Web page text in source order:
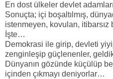
En dost ülkeler devlet
Sonuçta; içi boşaltılmış,
istenmeyen, kovulan,
İşte…
Demokrasi ile girip, devleti
zenginleşip güçlenenler,
Dünyanın gözünde küçülüp
içinden çıkmayı deniyorlar…